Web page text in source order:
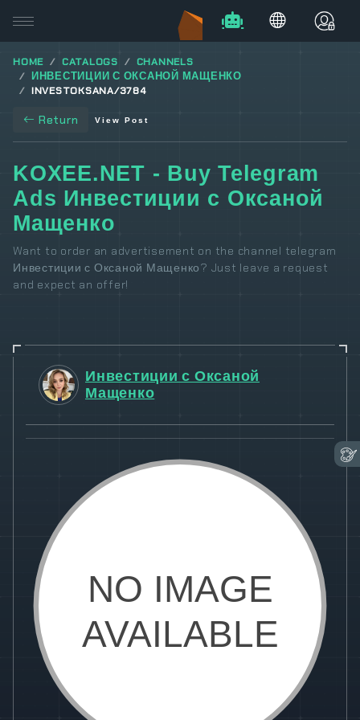
HOME CATALOGS
CHANNELS
ИНВЕСТИЦИИ С ОКСАНОЙ МАЩЕНКО
INVESTOKSANA/3784
Return View Post
KOXEE.NET - Buy Telegram
Ads Инвестиции с Оксаной
Мащенко
Want to order an advertisement on the channel telegram
Инвестиции с Оксаной Мащенко? Just leave a request
and expect an offer!
Инвестиции с Оксаной
Мащенко